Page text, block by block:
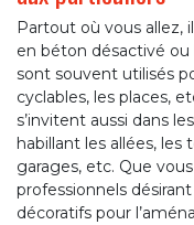
Partout où vous allez,
en béton désactivé
sont souvent utilisés
cyclables, les places,
s’invitent aussi dans
habillant les allées, les
garages, etc. Que
professionnels
décoratifs pour